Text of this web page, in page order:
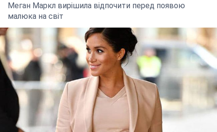
Меган Маркл вирішила відпочити перед появою
малюка на світ